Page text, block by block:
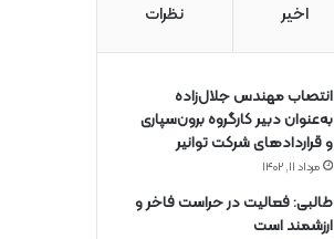
اخیر نظرات
انتصاب مهندس جلال‌زاده
به‌عنوان دبیر كارگروه برون‌سپاری
و قراردادهای شركت توانیر
مرداد ۱۱, ۱۴۰۲
طالبی: فعالیت در حراست فاخر و
ارزشمند است